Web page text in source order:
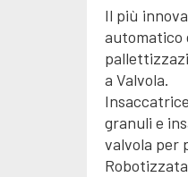
Il più
automatico
a Valvola.
granuli e
valvola per